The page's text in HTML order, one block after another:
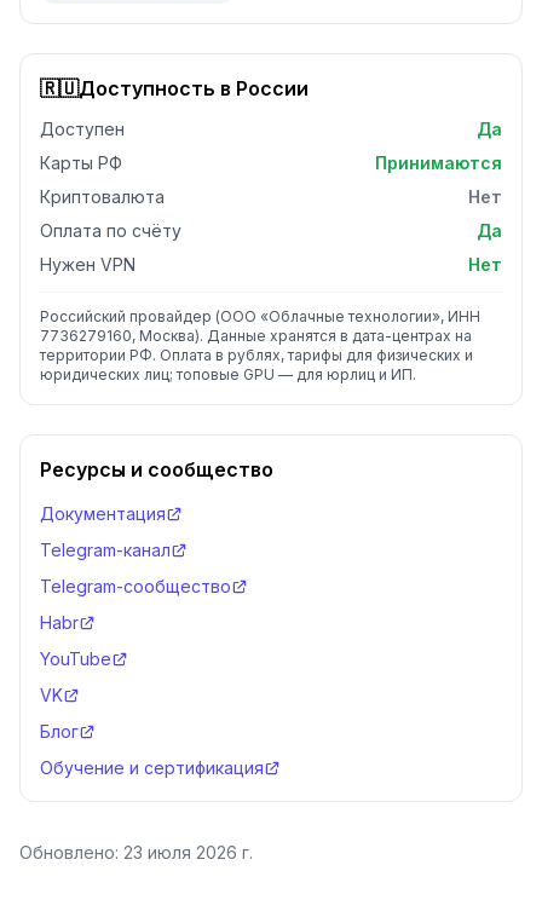
🇷🇺Доступность в России
Доступен
Да
Карты РФ
Принимаются
Криптовалюта
Нет
Оплата по счёту
Да
Нужен VPN
Нет
Российский провайдер (ООО «Облачные технологии», ИНН
7736279160, Москва). Данные хранятся в дата-центрах на
территории РФ. Оплата в рублях, тарифы для физических и
юридических лиц; топовые GPU — для юрлиц и ИП.
Ресурсы и сообщество
Документация
Telegram-канал
Telegram-сообщество
Habr
YouTube
VK
Блог
Обучение и сертификация
Обновлено: 23 июля 2026 г.